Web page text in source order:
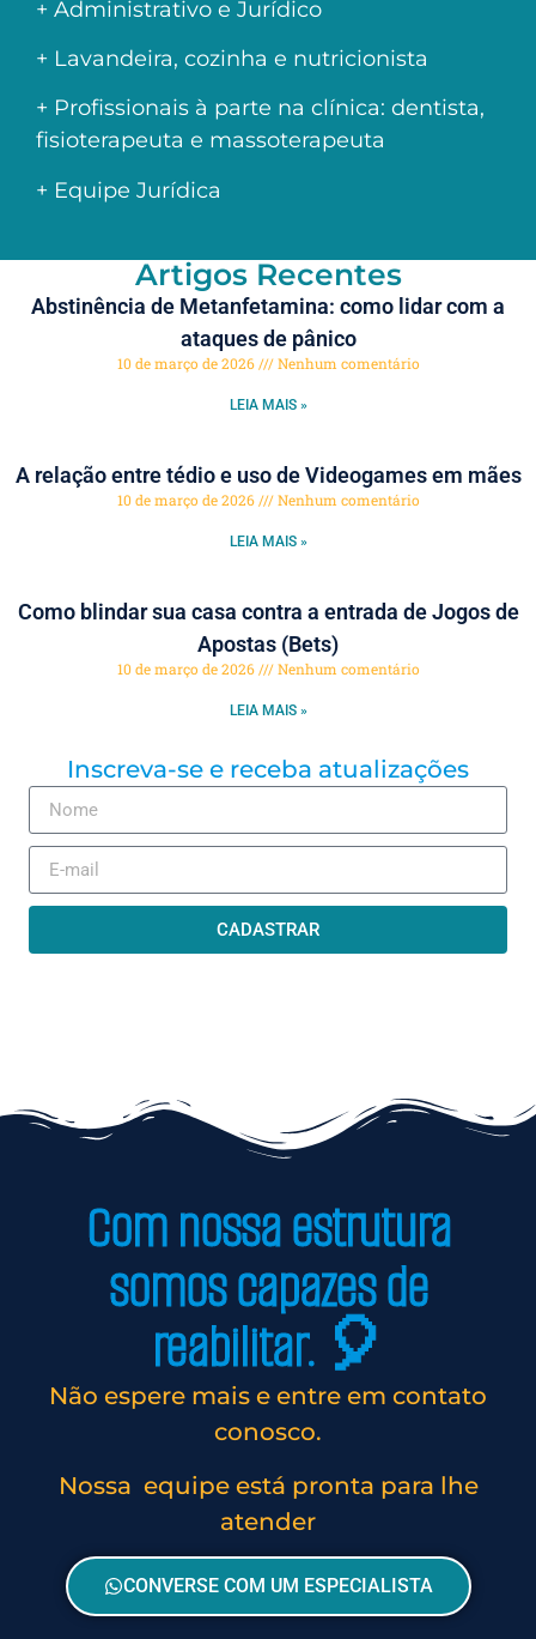
+ Administrativo e Jurídico
+ Lavandeira, cozinha e nutricionista
+ Profissionais à parte na clínica: dentista,
fisioterapeuta e massoterapeuta
+ Equipe Jurídica
Artigos Recentes
Abstinência de Metanfetamina: como lidar com a
ataques de pânico
10 de março de 2026 Nenhum comentário
LEIA MAIS »
A relação entre tédio e uso de Videogames em mães
10 de março de 2026 Nenhum comentário
LEIA MAIS »
Como blindar sua casa contra a entrada de Jogos de
Apostas (Bets)
10 de março de 2026 Nenhum comentário
LEIA MAIS »
Inscreva-se e receba atualizações
CADASTRAR
Com nossa estrutura
somos capazes de
reabilitar. 🎈
Não espere mais e entre em contato
conosco.
Nossa equipe está pronta para lhe
atender
CONVERSE COM UM ESPECIALISTA